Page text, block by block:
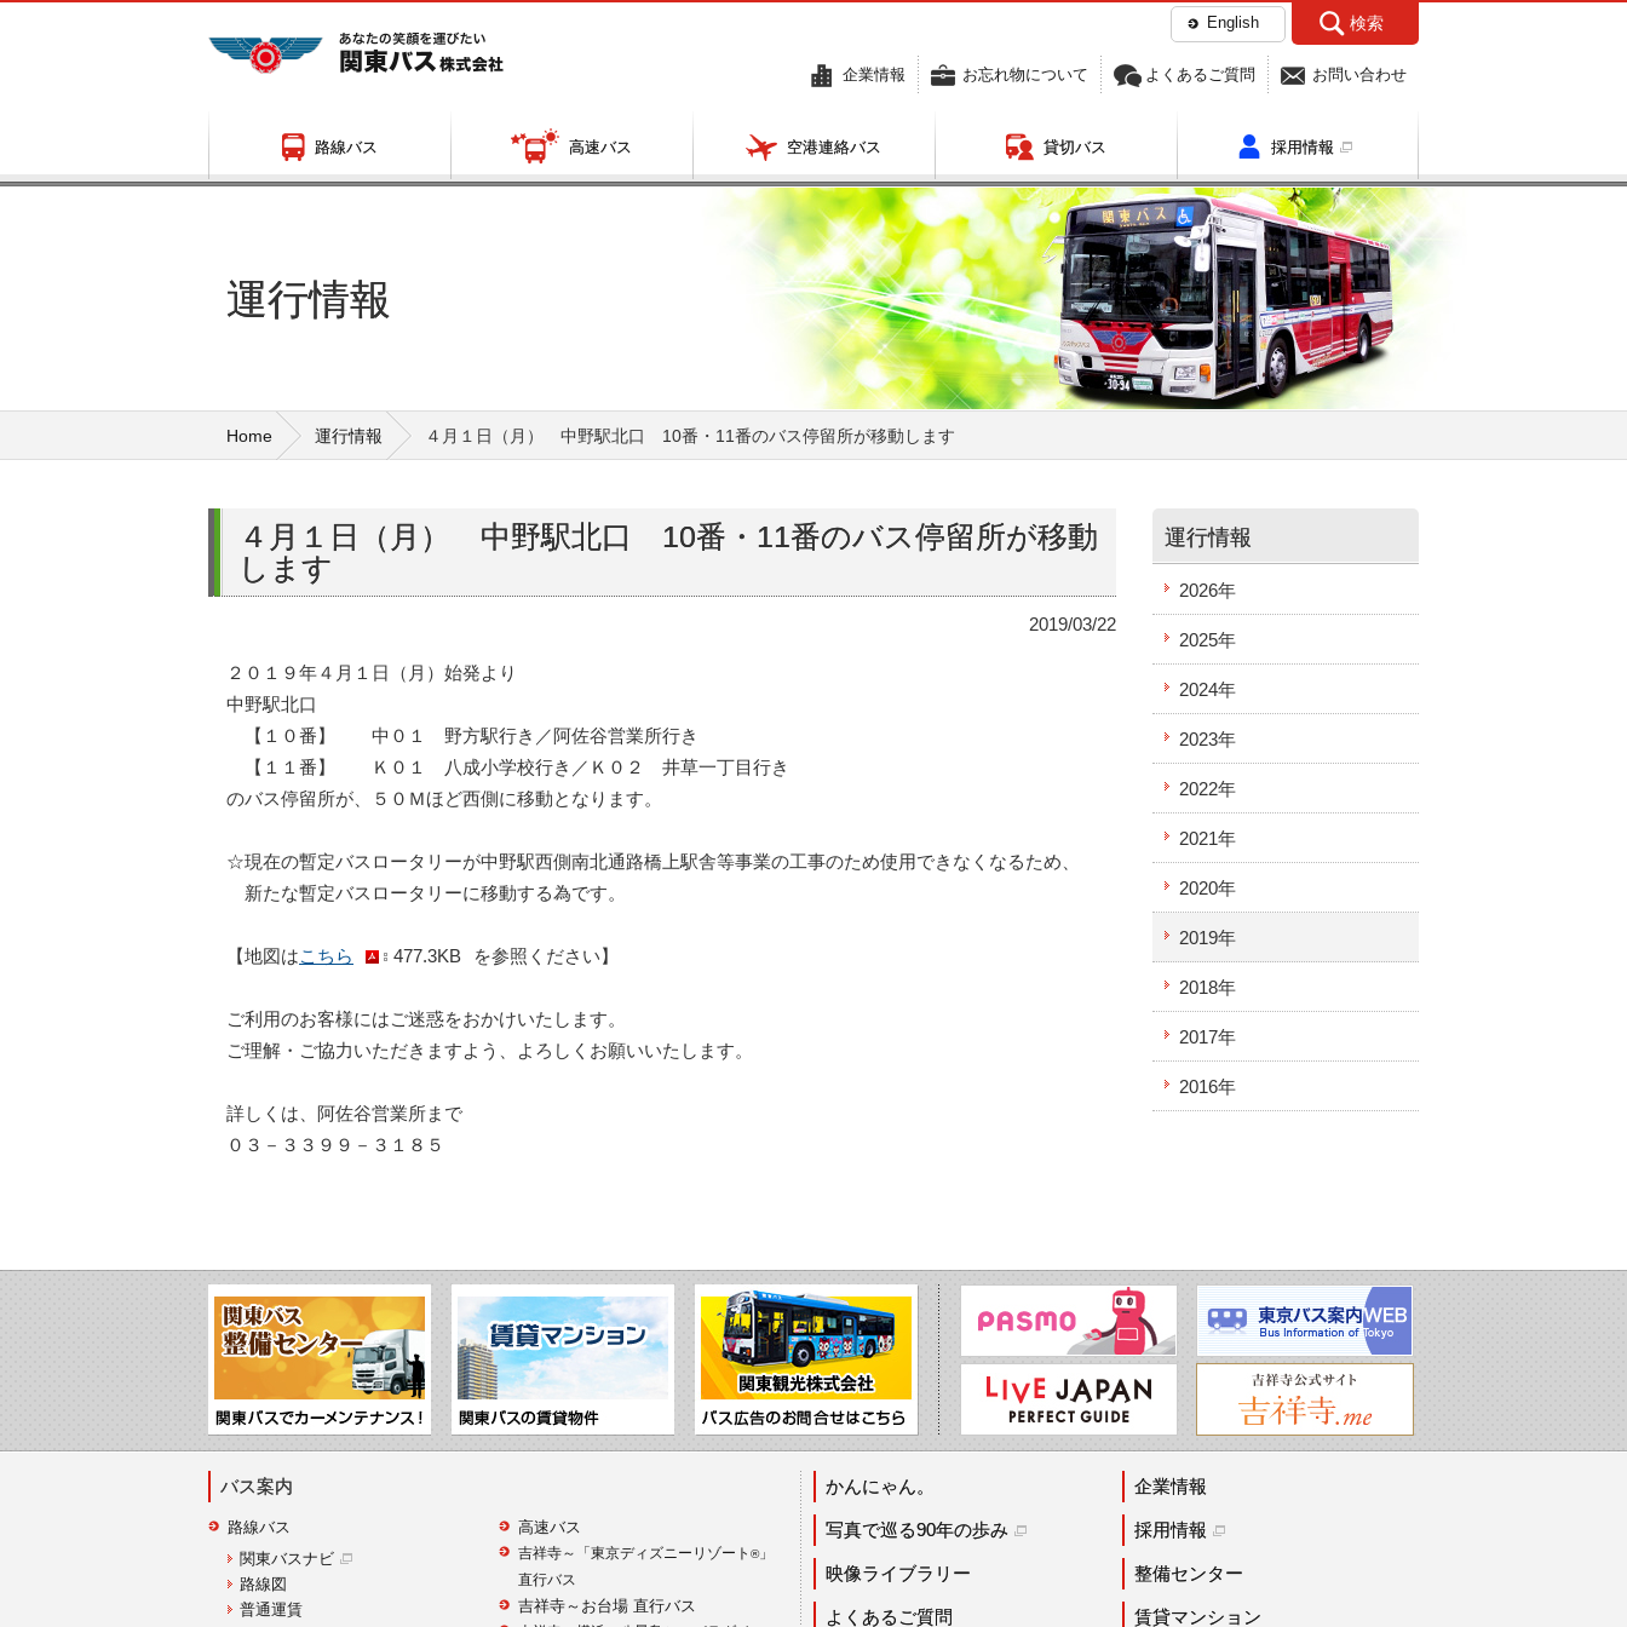
English 検索
企業情報 お忘れ物について よくあるご質問 お問い合わせ
路線バス 高速バス 空港連絡バス 貸切バス 採用情報
要時間、運行状況が検索できます。
定期券・営業所・深夜バスのご案内
関東バス運行エリア全体のほか、
運行情報
Home 運行情報 ４月１日（月） 中野駅北口 10番・11番のバス停留所が移動します
４月１日（月） 中野駅北口 10番・11番のバス停留所が移動
します
2019/03/22
２０１９年４月１日（月）始発より
中野駅北口
【１０番】 中０１ 野方駅行き／阿佐谷営業所行き
【１１番】 Ｋ０１ 八成小学校行き／Ｋ０２ 井草一丁目行き
のバス停留所が、５０Ｍほど西側に移動となります。
☆現在の暫定バスロータリーが中野駅西側南北通路橋上駅舎等事業の工事のため使用できなくなるため、
新たな暫定バスロータリーに移動する為です。
【地図はこちら 477.3KB を参照ください】
ご利用のお客様にはご迷惑をおかけいたします。
ご理解・ご協力いただきますよう、よろしくお願いいたします。
詳しくは、阿佐谷営業所まで
０３－３３９９－３１８５
運行情報
2026年
2025年
2024年
2023年
2022年
2021年
2020年
2019年
2018年
2017年
2016年
バス案内
路線バス
関東バスナビ
路線図
普通運賃
高速バス
吉祥寺～「東京ディズニーリゾート ®」
直行バス
吉祥寺～お台場 直行バス
かんにゃん。
写真で巡る90年の歩み
映像ライブラリー
よくあるご質問
企業情報
採用情報
整備センター
賃貸マンション